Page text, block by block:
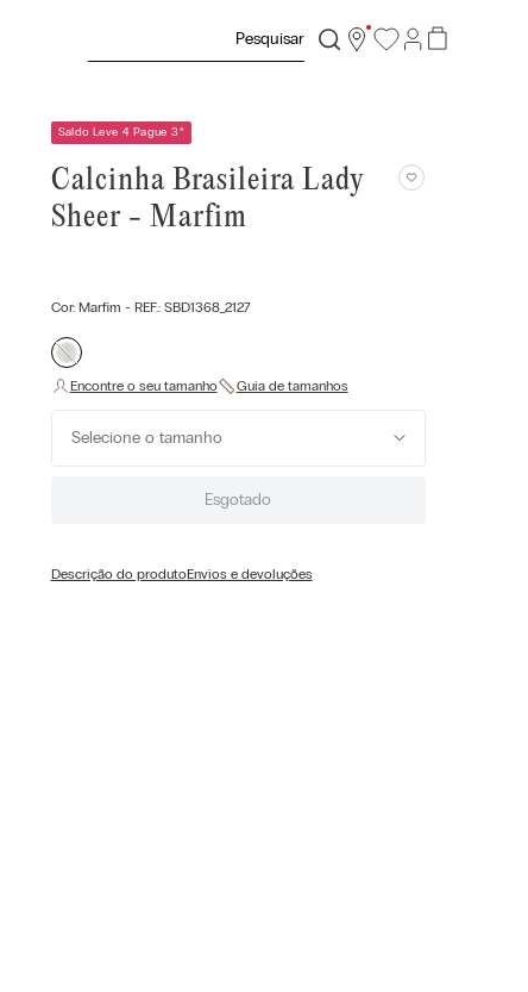
Saldo Leve 4 Pague 3*
Calcinha Brasileira Lady
Sheer - Marfim
Cor: Marfim - REF.: SBD1368_2127
Selecione o tamanho
Esgotado
Descrição do produtoEnvios e devoluções